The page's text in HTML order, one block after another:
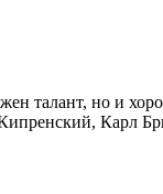
талант, но и
Карл